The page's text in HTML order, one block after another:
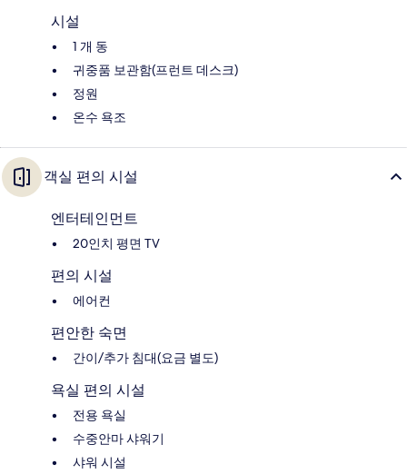
시설
1 개 동
귀중품 보관함(프런트 데스크)
정원
온수 욕조
객실 편의 시설
엔터테인먼트
20인치 평면 TV
편의 시설
에어컨
편안한 숙면
간이/추가 침대(요금 별도)
욕실 편의 시설
전용 욕실
수중안마 샤워기
샤워 시설